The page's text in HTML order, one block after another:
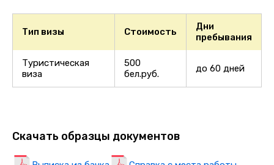
Тип визы Стоимость
Дни
пребывания
Туристическая
виза
500
бел.руб.
до 60 дней
Скачать образцы документов